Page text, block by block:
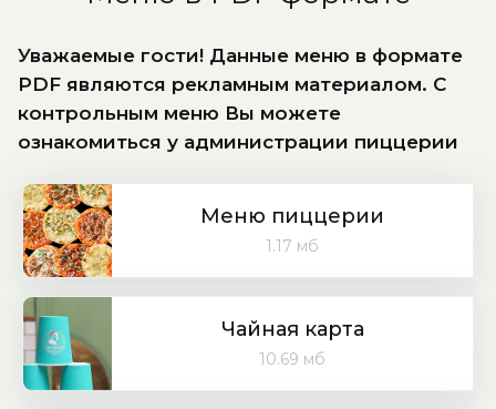
Уважаемые гости! Данные меню в формате
PDF являются рекламным материалом. С
контрольным меню Вы можете
ознакомиться у администрации пиццерии
Меню пиццерии
1.17 мб
Чайная карта
10.69 мб